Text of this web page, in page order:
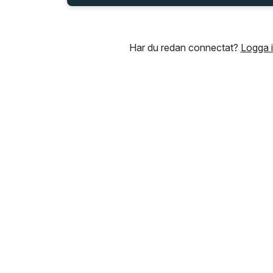
Har du redan connectat? Logga